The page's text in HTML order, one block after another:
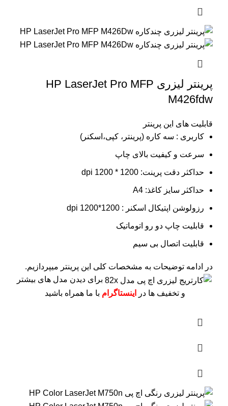
پرینتر لیزری HP LaserJet Pro MFP
M426fdw
قابلیت های این پرینتر
کاربری : سه کاره (پرینتر، کپی،اسکنر)
سرعت و کیفیت بالای چاپ
حداکثر دقت پرینت: 1200 * 1200 dpi
حداکثر سایز کاغذ: A4
رزولوشن اپتیکال اسکنر : 1200*1200 dpi
قابلیت چاپ دو رو اتوماتیک
قابلیت اتصال بی سیم
در ادامه توضیحات به مشخصات کلی این پرینتر میپردازیم.
برای دیدن مدل های بیشتر
و تخفیف ها در
اینستاگرام با ما همراه باشید